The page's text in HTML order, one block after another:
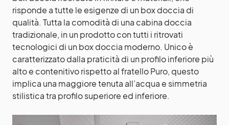
risponde a tutte le esigenze di un box doccia di
qualità. Tutta la comodità di una cabina doccia
tradizionale, in un prodotto con tutti i ritrovati
tecnologici di un box doccia moderno. Unico è
caratterizzato dalla praticità di un profilo inferiore più
alto e contenitivo rispetto al fratello Puro, questo
implica una maggiore tenuta all’acqua e simmetria
stilistica tra profilo superiore ed inferiore.